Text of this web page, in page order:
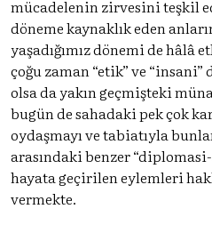
mücadelenin zirvesini teşkil
döneme kaynaklık eden
yaşadığımız dönemi de hâlâ
çoğu zaman “etik” ve “insani”
olsa da yakın geçmişteki
bugün de sahadaki pek çok
oydaşmayı ve tabiatıyla
arasındaki benzer
hayata geçirilen eylemleri
vermekte.